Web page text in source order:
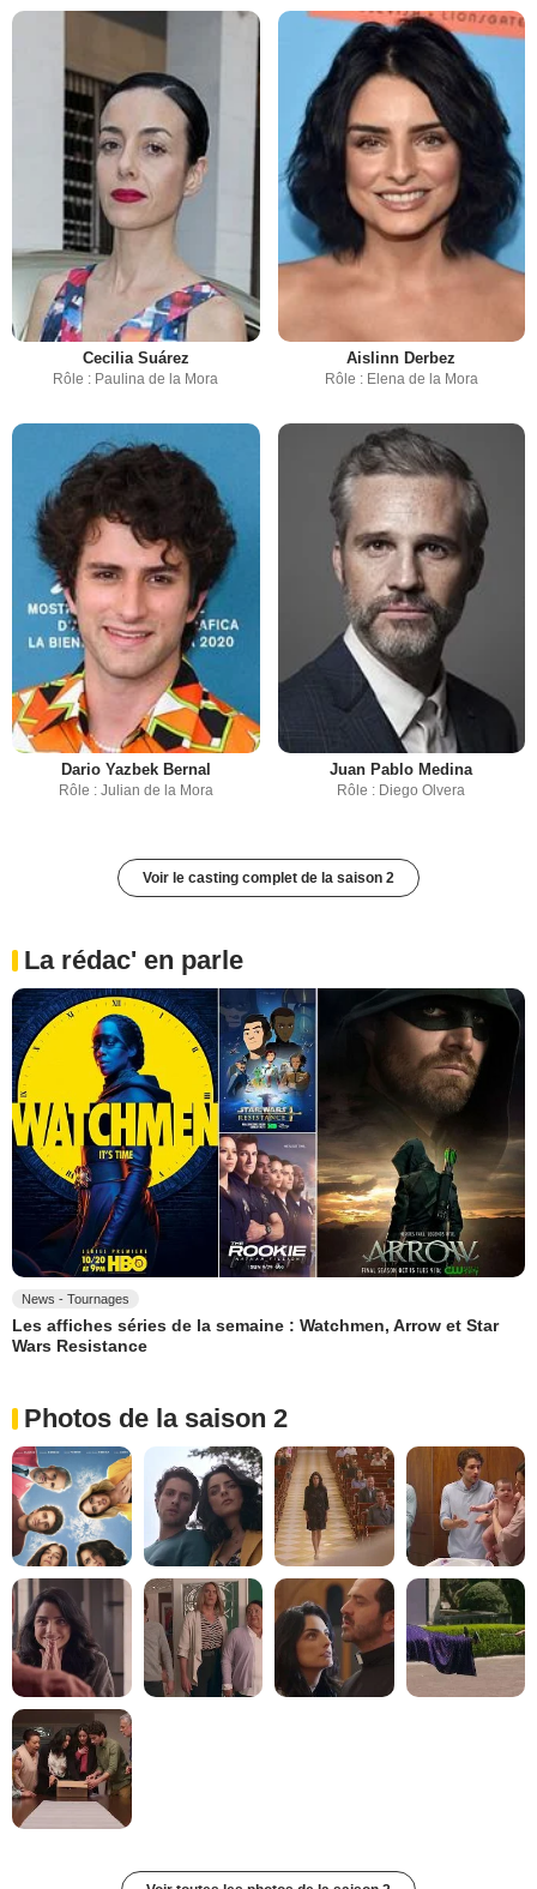
Cecilia Suárez
Rôle : Paulina de la Mora
Aislinn Derbez
Rôle : Elena de la Mora
Dario Yazbek Bernal
Rôle : Julian de la Mora
Juan Pablo Medina
Rôle : Diego Olvera
Voir le casting complet de la saison 2
La rédac' en parle
News - Tournages
Les affiches séries de la semaine : Watchmen, Arrow et Star
Wars Resistance
Photos de la saison 2